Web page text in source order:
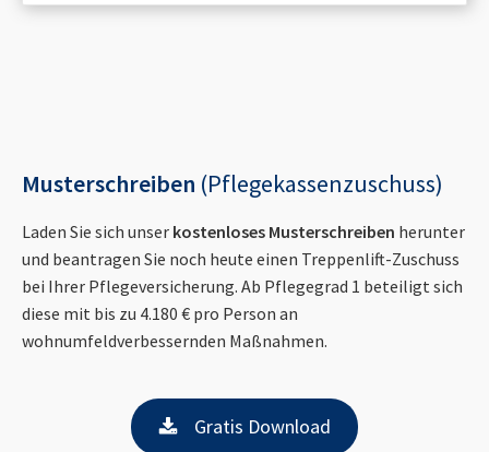
Musterschreiben (Pflegekassenzuschuss)
Laden Sie sich unser kostenloses Musterschreiben herunter
und beantragen Sie noch heute einen Treppenlift-Zuschuss
bei Ihrer Pflegeversicherung. Ab Pflegegrad 1 beteiligt sich
diese mit bis zu 4.180 € pro Person an
wohnumfeldverbessernden Maßnahmen.
Gratis Download